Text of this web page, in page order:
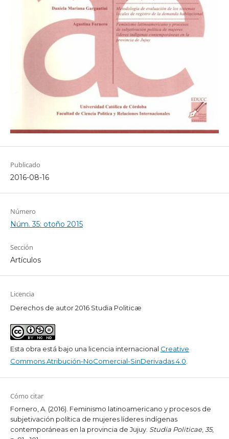
Publicado
2016-08-16
Número
Núm. 35: otoño 2015
Sección
Artículos
Licencia
Derechos de autor 2016 Studia Politicæ
Esta obra está bajo una licencia internacional Creative
Commons Atribución-NoComercial-SinDerivadas 4.0.
Cómo citar
Fornero, A. (2016). Feminismo latinoamericano y procesos de
subjetivación política de mujeres líderes indígenas
contemporáneas en la provincia de Jujuy. Studia Politicae,35,